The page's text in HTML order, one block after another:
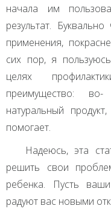
начала им
результат.
применения,
сих пор, я
целях
преимущество:
натуральный
помогает.
Надеюсь, эта
решить свои
ребенка. Пусть
радуют вас новыми